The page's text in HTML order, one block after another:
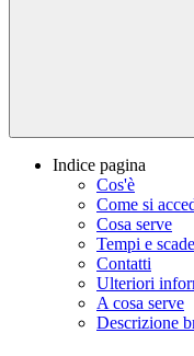
Indice pagina
Cos'è
Come si
Cosa serve
Tempi e
Contatti
Ulteriori
A cosa serve
Descrizione